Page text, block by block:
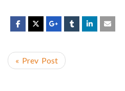
« Prev Post